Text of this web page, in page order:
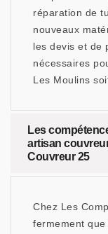
réparation de
nouveaux
les devis et de
nécessaires
Les Moulins
Les
artisan
Couvreur 25
Chez Les
fermement